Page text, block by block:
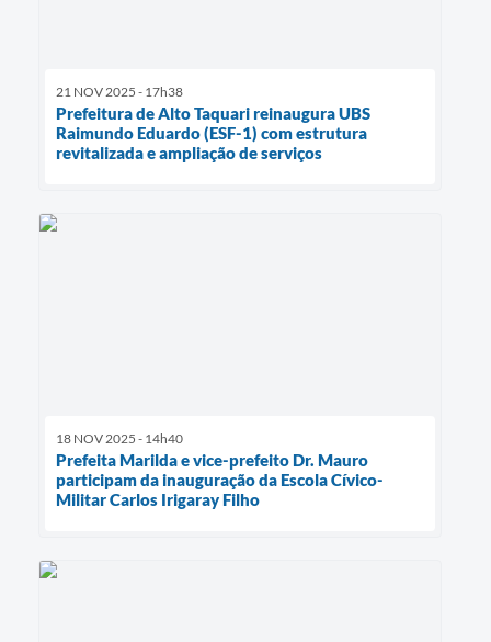
21 NOV 2025 - 17h38
Prefeitura de Alto Taquari reinaugura UBS
Raimundo Eduardo (ESF-1) com estrutura
revitalizada e ampliação de serviços
18 NOV 2025 - 14h40
Prefeita Marilda e vice-prefeito Dr. Mauro
participam da inauguração da Escola Cívico-
Militar Carlos Irigaray Filho